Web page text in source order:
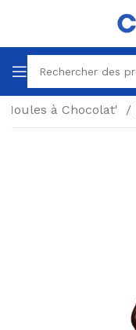
Moules à Chocolat'